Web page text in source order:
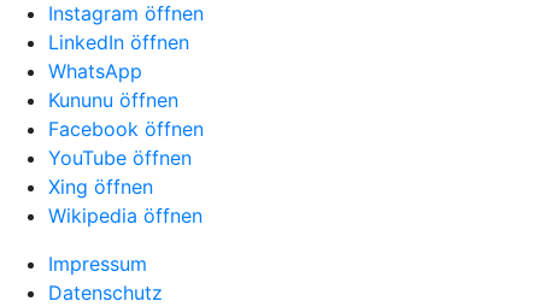
Instagram öffnen
LinkedIn öffnen
WhatsApp
Kununu öffnen
Facebook öffnen
YouTube öffnen
Xing öffnen
Wikipedia öffnen
Impressum
Datenschutz